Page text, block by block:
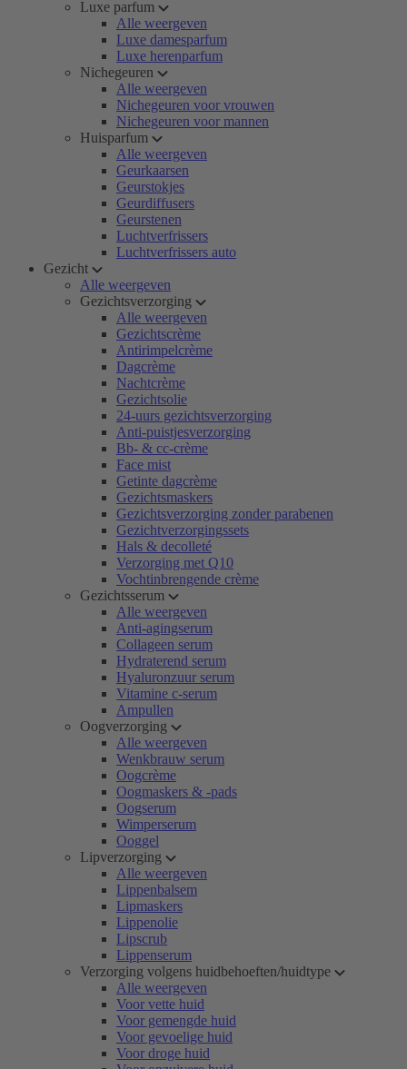
Luxe parfum
Alle weergeven
Luxe damesparfum
Luxe herenparfum
Nichegeuren
Alle weergeven
Nichegeuren voor vrouwen
Nichegeuren voor mannen
Huisparfum
Alle weergeven
Geurkaarsen
Geurstokjes
Geurdiffusers
Geurstenen
Luchtverfrissers
Luchtverfrissers auto
Gezicht
Alle weergeven
Gezichtsverzorging
Alle weergeven
Gezichtscrème
Antirimpelcrème
Dagcrème
Nachtcrème
Gezichtsolie
24-uurs gezichtsverzorging
Anti-puistjesverzorging
Bb- & cc-crème
Face mist
Getinte dagcrème
Gezichtsmaskers
Gezichtsverzorging zonder parabenen
Gezichtverzorgingssets
Hals & decolleté
Verzorging met Q10
Vochtinbrengende crème
Gezichtsserum
Alle weergeven
Anti-agingserum
Collageen serum
Hydraterend serum
Hyaluronzuur serum
Vitamine c-serum
Ampullen
Oogverzorging
Alle weergeven
Wenkbrauw serum
Oogcrème
Oogmaskers & -pads
Oogserum
Wimperserum
Ooggel
Lipverzorging
Alle weergeven
Lippenbalsem
Lipmaskers
Lippenolie
Lipscrub
Lippenserum
Verzorging volgens huidbehoeften/huidtype
Alle weergeven
Voor vette huid
Voor gemengde huid
Voor gevoelige huid
Voor droge huid